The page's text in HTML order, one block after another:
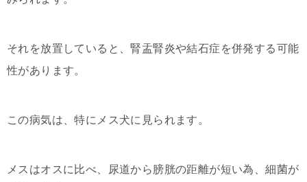
それを放置していると、腎盂腎炎や結石症を併発する可能
性があります。
この病気は、特にメス犬に見られます。
メスはオスに比べ、尿道から膀胱の距離が短い為、細菌が